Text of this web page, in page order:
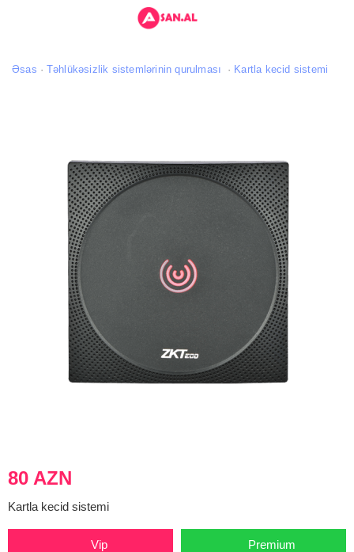
Əsas Təhlükəsizlik sistemlərinin qurulması Kartla kecid sistemi
80 AZN
Kartla kecid sistemi
Vip Premium